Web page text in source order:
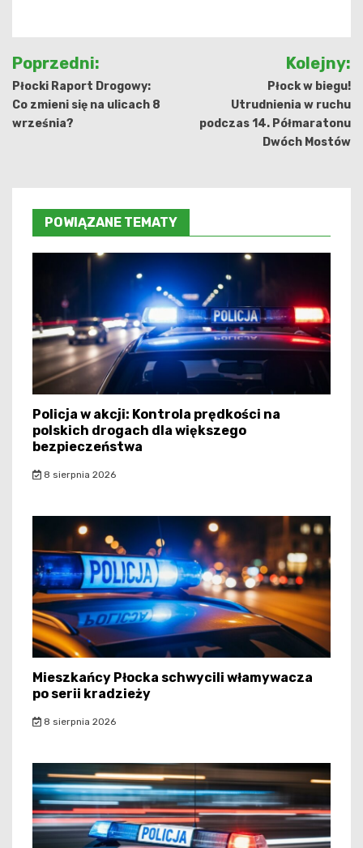
Nawigacja
wpisu
Poprzedni:
Płocki Raport Drogowy:
Co zmieni się na ulicach 8
września?
Kolejny:
Płock w biegu!
Utrudnienia w ruchu
podczas 14. Półmaratonu
Dwóch Mostów
POWIĄZANE TEMATY
Policja w akcji: Kontrola prędkości na
polskich drogach dla większego
bezpieczeństwa
8 sierpnia 2026
Mieszkańcy Płocka schwycili włamywacza
po serii kradzieży
8 sierpnia 2026